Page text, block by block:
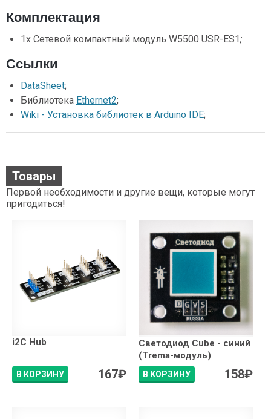
Комплектация
1х Сетевой компактный модуль W5500 USR-ES1;
Ссылки
DataSheet;
Библиотека Ethernet2;
Wiki - Установка библиотек в Arduino IDE;
Товары
Первой необходимости и другие вещи, которые могут
пригодиться!
i2C Hub
В КОРЗИНУ 167₽
Светодиод Сube - синий
(Trema-модуль)
В КОРЗИНУ 158₽